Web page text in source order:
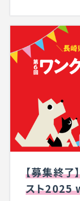
【募集終了
スト2025